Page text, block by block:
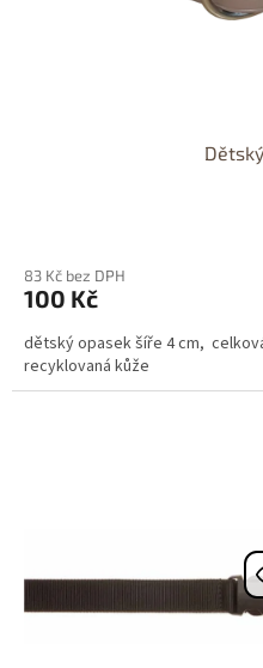
83 Kč bez DPH
100 Kč
dětský opasek šíře 4 cm,
recyklovaná kůže